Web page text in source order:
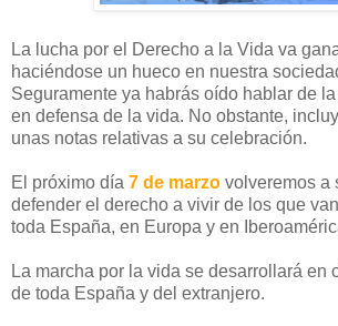
La lucha por el Derecho a la Vida va
haciéndose un hueco en nuestra
Seguramente ya habrás oído hablar de
en defensa de la vida. No obstante,
unas notas relativas a su celebración.
El próximo día 7 de marzo volveremos a
defender el derecho a vivir de los que
toda España, en Europa y en
La marcha por la vida se desarrollará en
de toda España y del extranjero.